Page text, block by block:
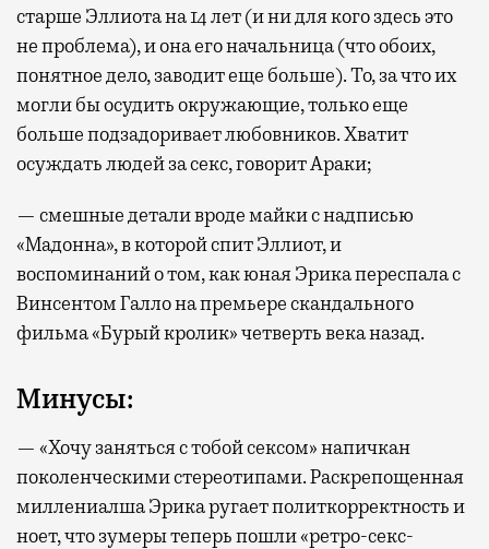
старше Эллиота на 14 лет (и ни для кого здесь это
не проблема), и она его начальница (что обоих,
понятное дело, заводит еще больше). То, за что их
могли бы осудить окружающие, только еще
больше подзадоривает любовников. Хватит
осуждать людей за секс, говорит Араки;
— смешные детали вроде майки с надписью
«Мадонна», в которой спит Эллиот, и
воспоминаний о том, как юная Эрика переспала с
Винсентом Галло на премьере скандального
фильма «Бурый кролик» четверть века назад.
Минусы:
— «Хочу заняться с тобой сексом» напичкан
поколенческими стереотипами. Раскрепощенная
миллениалша Эрика ругает политкорректность и
ноет, что зумеры теперь пошли «ретро-секс-